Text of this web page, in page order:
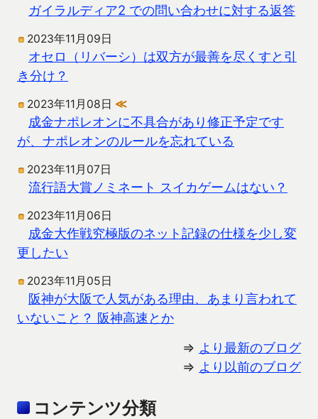
ガイラルディア2 での問い合わせに対する返答
2023年11月09日
オセロ（リバーシ）は双方が最善を尽くすと引
き分け？
2023年11月08日 ≪
成金ナポレオンに不具合があり修正予定です
が、ナポレオンのルールを忘れている
2023年11月07日
流行語大賞ノミネート スイカゲームはない？
2023年11月06日
成金大作戦究極版のネット記録の仕様を少し変
更したい
2023年11月05日
阪神が大阪で人気がある理由、あまり言われて
いないこと？ 阪神高速とか
⇒ より最新のブログ
⇒ より以前のブログ
コンテンツ分類